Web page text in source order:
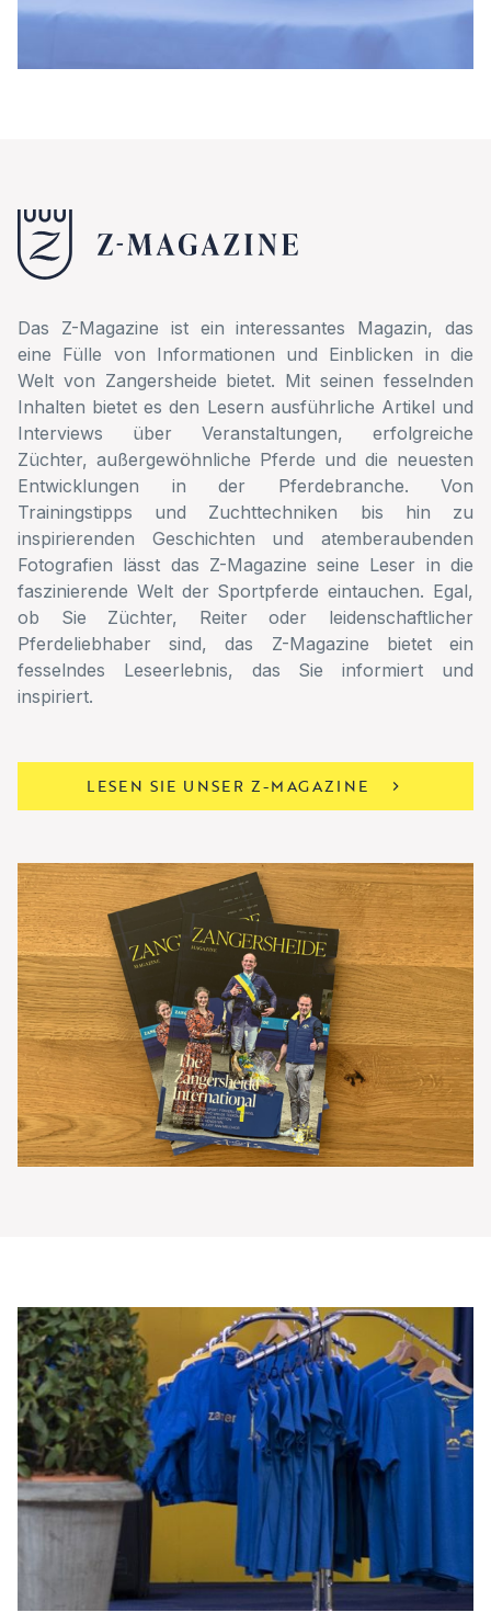
Das Z-Magazine ist ein interessantes Magazin, das
eine Fülle von Informationen und Einblicken in die
Welt von Zangersheide bietet. Mit seinen fesselnden
Inhalten bietet es den Lesern ausführliche Artikel und
Interviews über Veranstaltungen, erfolgreiche
Züchter, außergewöhnliche Pferde und die neuesten
Entwicklungen in der Pferdebranche. Von
Trainingstipps und Zuchttechniken bis hin zu
inspirierenden Geschichten und atemberaubenden
Fotografien lässt das Z-Magazine seine Leser in die
faszinierende Welt der Sportpferde eintauchen. Egal,
ob Sie Züchter, Reiter oder leidenschaftlicher
Pferdeliebhaber sind, das Z-Magazine bietet ein
fesselndes Leseerlebnis, das Sie informiert und
inspiriert.
LESEN SIE UNSER Z-MAGAZINE